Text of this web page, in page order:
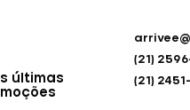
últimas
(21)
(21)